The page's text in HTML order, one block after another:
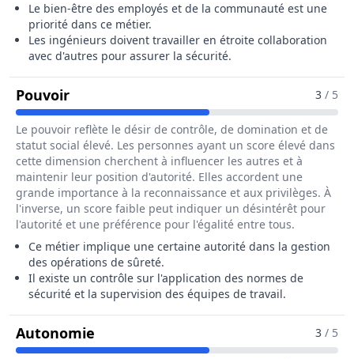
Le bien-être des employés et de la communauté est une
priorité dans ce métier.
Les ingénieurs doivent travailler en étroite collaboration
avec d'autres pour assurer la sécurité.
PouvoirPour Le Métier De Ingénieur / 3 / 5
Le pouvoir reflète le désir de contrôle, de domination et de
statut social élevé. Les personnes ayant un score élevé dans
cette dimension cherchent à influencer les autres et à
maintenir leur position d'autorité. Elles accordent une
grande importance à la reconnaissance et aux privilèges. À
l'inverse, un score faible peut indiquer un désintérêt pour
l'autorité et une préférence pour l'égalité entre tous.
Ce métier implique une certaine autorité dans la gestion
des opérations de sûreté.
Il existe un contrôle sur l'application des normes de
sécurité et la supervision des équipes de travail.
Autonomie Pour Le Métier De Ingénieur / 3 / 5